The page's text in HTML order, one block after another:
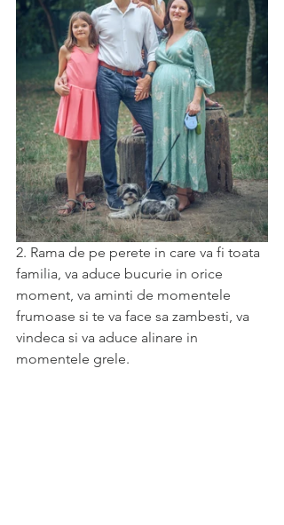
2. Rama de pe perete in care va fi toata
familia, va aduce bucurie in orice
moment, va aminti de momentele
frumoase si te va face sa zambesti, va
vindeca si va aduce alinare in
momentele grele.